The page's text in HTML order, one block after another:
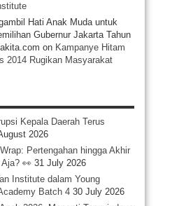
Hati Anak Muda untuk
Gubernur Jakarta Tahun
on Kampanye Hitam
2014 Rugikan Masyarakat
Kepala Daerah Terus
2026
Pertengahan hingga Akhir
👀 31 July 2026
Institute dalam Young
Batch 4 30 July 2026